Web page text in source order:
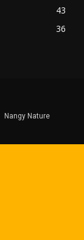
43
36
Nangy Nature